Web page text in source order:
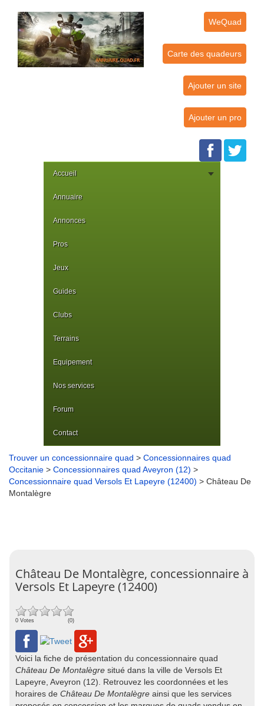
WeQuad
Carte des quadeurs
Ajouter un site
Ajouter un pro
Accueil
Annuaire
Annonces
Pros
Jeux
Guides
Clubs
Terrains
Equipement
Nos services
Forum
Contact
Trouver un concessionnaire quad > Concessionnaires quad
Occitanie > Concessionnaires quad Aveyron (12) >
Concessionnaire quad Versols Et Lapeyre (12400) > Château De
Montalègre
Château De Montalègre, concessionnaire à
Versols Et Lapeyre (12400)
0 Votes (0)
Voici la fiche de présentation du concessionnaire quad
Château De Montalègre situé dans la ville de Versols Et
Lapeyre, Aveyron (12). Retrouvez les coordonnées et les
horaires de Château De Montalègre ainsi que les services